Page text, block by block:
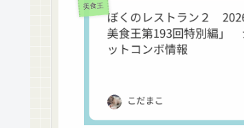
美食王